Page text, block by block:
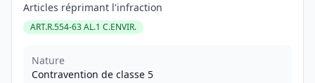
Articles réprimant l'infraction
ART.R.554-63 AL.1 C.ENVIR.
Nature
Contravention de classe 5